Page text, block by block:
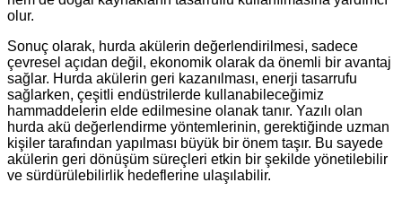
olur.
Sonuç olarak, hurda akülerin değerlendirilmesi, sadece
çevresel açıdan değil, ekonomik olarak da önemli bir avantaj
sağlar. Hurda akülerin geri kazanılması, enerji tasarrufu
sağlarken, çeşitli endüstrilerde kullanabileceğimiz
hammaddelerin elde edilmesine olanak tanır. Yazılı olan
hurda akü değerlendirme yöntemlerinin, gerektiğinde uzman
kişiler tarafından yapılması büyük bir önem taşır. Bu sayede
akülerin geri dönüşüm süreçleri etkin bir şekilde yönetilebilir
ve sürdürülebilirlik hedeflerine ulaşılabilir.